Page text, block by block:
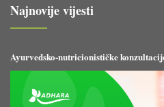
Najnovije vijesti
Ayurvedsko-nutricionističke